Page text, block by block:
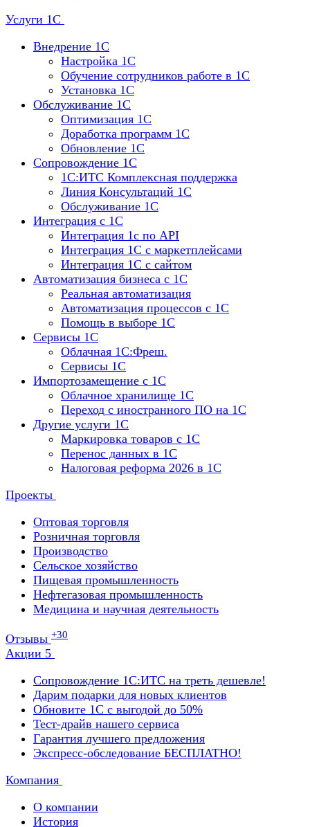
Услуги 1С
Внедрение 1С
Настройка 1C
Обучение сотрудников работе в 1С
Установка 1C
Обслуживание 1С
Оптимизация 1С
Доработка программ 1С
Обновление 1С
Сопровождение 1С
1C:ИТС Комплексная поддержка
Линия Консультаций 1С
Обслуживание 1С
Интеграция с 1С
Интеграция 1с по API
Интеграция 1С с маркетплейсами
Интеграция 1С с сайтом
Автоматизация бизнеса с 1С
Реальная автоматизация
Автоматизация процессов с 1С
Помощь в выборе 1С
Сервисы 1С
Облачная 1С:Фреш.
Сервисы 1С
Импортозамещение с 1С
Облачное хранилище 1С
Переход с иностранного ПО на 1С
Другие услуги 1С
Маркировка товаров с 1С
Перенос данных в 1С
Налоговая реформа 2026 в 1С
Проекты
Оптовая торговля
Розничная торговля
Производство
Сельское хозяйство
Пищевая промышленность
Нефтегазовая промышленность
Медицина и научная деятельность
Отзывы +30
Акции 5
Сопровождение 1С:ИТС на треть дешевле!
Дарим подарки для новых клиентов
Обновите 1С с выгодой до 50%
Тест-драйв нашего сервиса
Гарантия лучшего предложения
Экспресс-обследование БЕСПЛАТНО!
Компания
О компании
История